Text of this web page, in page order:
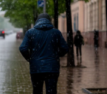
среда Социальная
Муниципальные